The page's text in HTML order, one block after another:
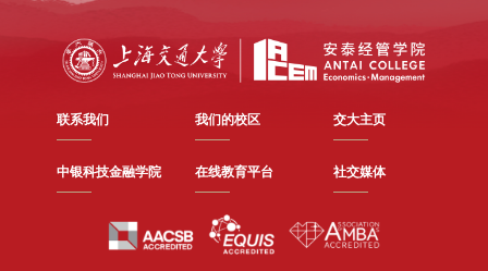
联系我们 我们的校区 交大主页
中银科技金融学院 在线教育平台 社交媒体